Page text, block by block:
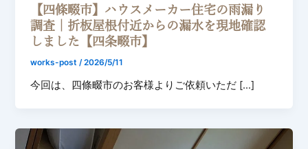
【四條畷市】ハウスメーカー住宅の雨漏り
調査｜折板屋根付近からの漏水を現地確認
しました【四条畷市】
works-post/2026/5/11
今回は、四條畷市のお客様よりご依頼いただ […]